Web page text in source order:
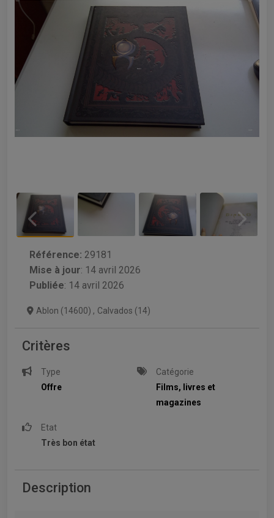
Référence: 29181
Mise à jour: 14 avril 2026
Publiée: 14 avril 2026
Ablon (14600) , Calvados (14)
Critères
Type
Offre
Catégorie
Films, livres et
magazines
Etat
Très bon état
Description